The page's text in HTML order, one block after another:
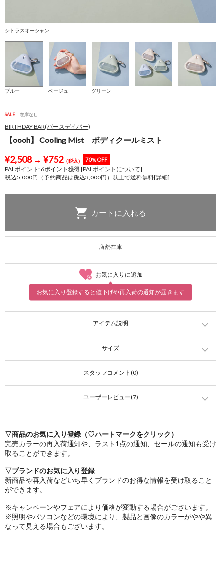
シトラスオーシャン
ブルー ベージュ グリーン
SALE 在庫なし
BIRTHDAY BAR(バースデイバー)
【oooh】 Cooling Mist ボディクールミスト
¥2,508→ ¥752（税込） 70％OFF
PALポイント: 6ポイント獲得 [PALポイントについて]
税込5,000円（予約商品は税込3,000円）以上で送料無料[詳細]
店舗在庫
お気に入りに追加
お気に入り登録すると値下げや再入荷の通知が届きます
アイテム説明
サイズ
スタッフコメント(0)
ユーザーレビュー(7)
▽商品のお気に入り登録（♡ハートマークをクリック）
完売カラーの再入荷通知や、ラスト1点の通知、セールの通知も受け
取ることができます。
▽ブランドのお気に入り登録
新商品や再入荷などいち早くブランドのお得な情報を受け取ること
ができます。
※キャンペーンやフェアにより価格が変動する場合がございます。
※照明やパソコンなどの環境により、製品と画像のカラーがやや異
なって見える場合もございます。